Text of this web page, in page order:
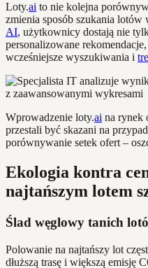
Loty.ai to nie kolejna
zmienia sposób szukania
AI, użytkownicy dostają nie
personalizowane
wcześniejsze wyszukiwania i
Wprowadzenie loty.ai na rynek
przestali być skazani na
porównywanie setek ofert –
Ekologia kontra
najtańszym lotem
Ślad węglowy tanich
Polowanie na najtańszy lot
dłuższą trasę i większą emisję